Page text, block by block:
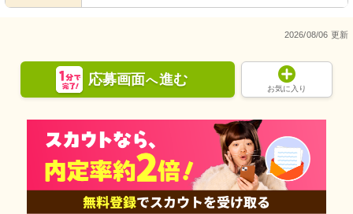
2026/08/06 更新
応募画面へ進む
お気に入り